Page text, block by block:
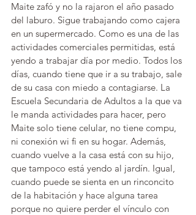
Maite zafó y no la rajaron el año pasado
del laburo. Sigue trabajando como cajera
en un supermercado. Como es una de las
actividades comerciales permitidas, está
yendo a trabajar día por medio. Todos los
días, cuando tiene que ir a su trabajo, sale
de su casa con miedo a contagiarse. La
Escuela Secundaria de Adultos a la que va
le manda actividades para hacer, pero
Maite solo tiene celular, no tiene compu,
ni conexión wi fi en su hogar. Además,
cuando vuelve a la casa está con su hijo,
que tampoco está yendo al jardín. Igual,
cuando puede se sienta en un rinconcito
de la habitación y hace alguna tarea
porque no quiere perder el vínculo con